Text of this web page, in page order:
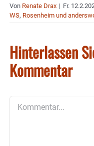
Von Renate Drax | Fr.
WS, Rosenheim und
Hinterlassen
Kommentar